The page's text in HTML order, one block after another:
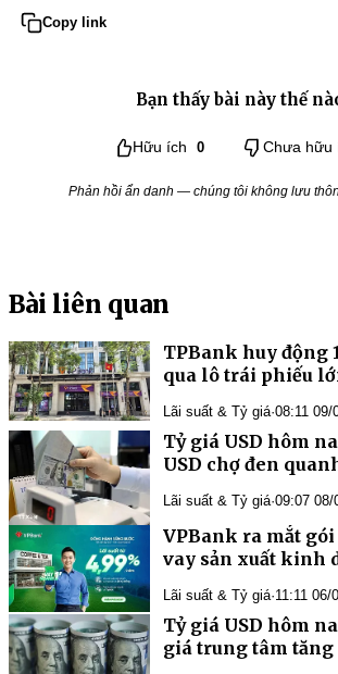
Copy link
Bạn thấy bài này thế
Hữu ích 0 Chưa hữu
Phản hồi ẩn danh — chúng tôi không lưu
Bài liên quan
TPBank huy động
qua lô trái phiếu
Lãi suất & Tỷ giá·08:11 09/
Tỷ giá USD hôm
USD chợ đen
Lãi suất & Tỷ giá·09:07 08/
VPBank ra mắt
vay sản xuất kinh
Lãi suất & Tỷ giá·11:11 06/
Tỷ giá USD hôm
giá trung tâm tăng